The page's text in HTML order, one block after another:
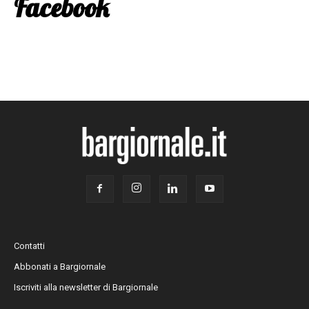
Facebook
Contatti
Abbonati a Bargiornale
Iscriviti alla newsletter di Bargiornale